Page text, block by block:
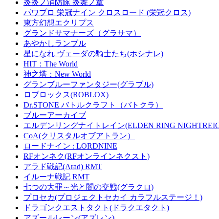
炎炎ノ消防隊 炎舞ノ章
パワプロ 栄冠ナイン クロスロード (栄冠クロス)
東方幻想エクリプス
グランドサマナーズ（グラサマ）
あやかしランブル
星になれ ヴェーダの騎士たち(ホシナレ)
HIT：The World
神之塔：New World
グランブルーファンタジー(グラブル)
ロブロックス(ROBLOX)
Dr.STONE バトルクラフト（バトクラ）
ブルーアーカイブ
エルデンリングナイトレイン(ELDEN RING
CoA(クリスタルオブアトラン）
ロードナイン : LORDNINE
RFオンネク(RFオンラインネクスト)
アラド戦記(Arad) RMT
イルーナ戦記 RMT
七つの大罪～光と闇の交戦(グラクロ)
プロセカ(プロジェクトセカイ カラフルステージ！)
ドラゴンクエストタクト(ドラクエタクト)